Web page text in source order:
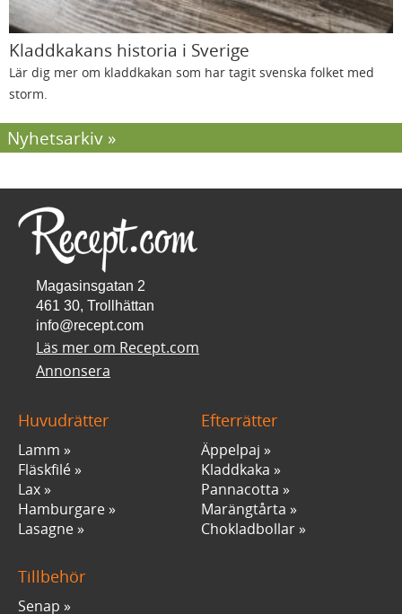
Kladdkakans historia i Sverige
Lär dig mer om kladdkakan som har tagit svenska folket med
storm.
Nyhetsarkiv
Magasinsgatan 2
461 30, Trollhättan
info@recept.com
Läs mer om Recept.com
Annonsera
Huvudrätter
Lamm
Fläskfilé
Lax
Hamburgare
Lasagne
Efterrätter
Äppelpaj
Kladdkaka
Pannacotta
Marängtårta
Chokladbollar
Tillbehör
Senap